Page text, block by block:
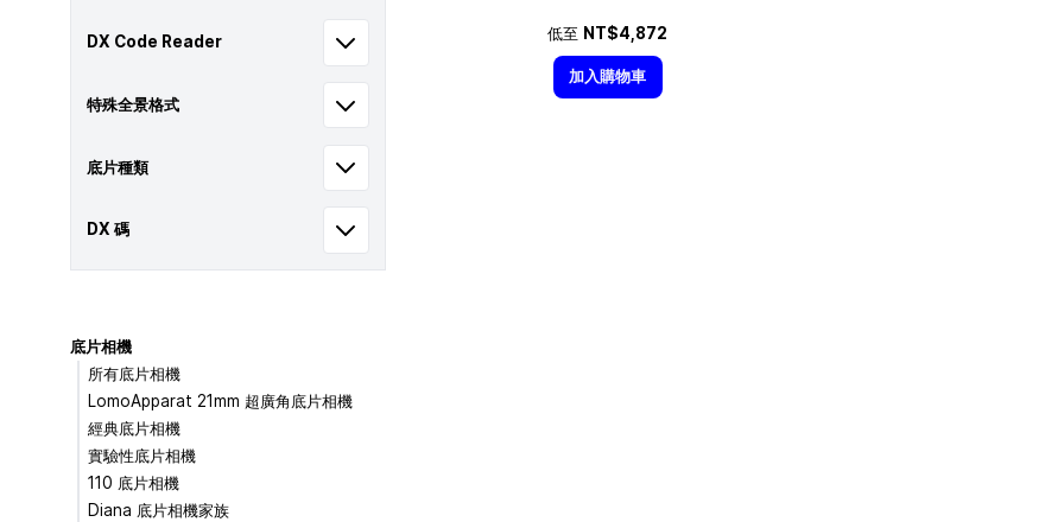
DX Code Reader
特殊全景格式
底片種類
DX 碼
低至 NT$4,872
加入購物車
底片相機
所有底片相機
LomoApparat 21mm 超廣角底片相機
經典底片相機
實驗性底片相機
110 底片相機
Diana 底片相機家族